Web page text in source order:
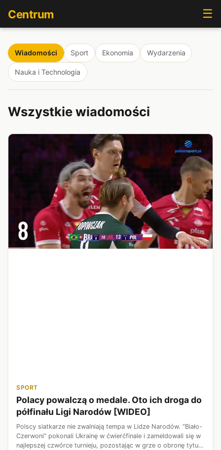
Centrum ☰
Wiadomości Sport Ekonomia Wydarzenia
Nauka i Technologia
Wszystkie wiadomości
SPORT
Polacy powalczą o medale. Oto ich droga do
półfinału Ligi Narodów [WIDEO]
Polscy siatkarze nie zwalniają tempa w Lidze Narodów. "Biało-
Czerwoni" pokonali Ukrainę w ćwierćfinale i zameldowali się w
najlepszej czwórce turnieju, pozostając w grze o obronę tytułu